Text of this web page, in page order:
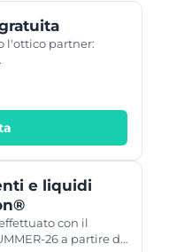
l'ottico partner:
e liquidi
con il
26 a partire da